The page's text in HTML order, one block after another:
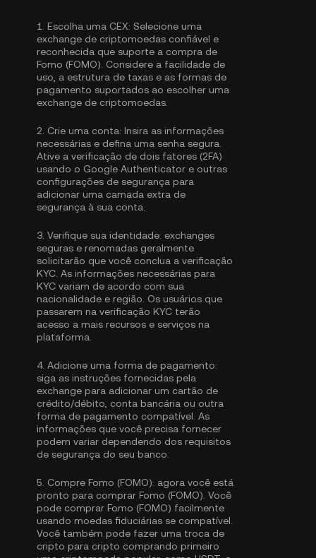
1. Escolha uma CEX: Selecione uma
exchange de criptomoedas confiável e
reconhecida que suporte a compra de
Fomo (FOMO). Considere a facilidade de
uso, a estrutura de taxas e as formas de
pagamento suportados ao escolher uma
exchange de criptomoedas.
2. Crie uma conta: Insira as informações
necessárias e defina uma senha segura.
Ative a verificação de dois fatores (2FA)
usando o Google Authenticator e outras
configurações de segurança para
adicionar uma camada extra de
segurança à sua conta.
3. Verifique sua identidade: exchanges
seguras e renomadas geralmente
solicitarão que você conclua a verificação
KYC . As informações necessárias para
KYC variam de acordo com sua
nacionalidade e região. Os usuários que
passarem na verificação KYC terão
acesso a mais recursos e serviços na
plataforma.
4. Adicione uma forma de pagamento:
siga as instruções fornecidas pela
exchange para adicionar um cartão de
crédito/débito, conta bancária ou outra
forma de pagamento compatível. As
informações que você precisa fornecer
podem variar dependendo dos requisitos
de segurança do seu banco.
5. Compre Fomo (FOMO): agora você está
pronto para comprar Fomo (FOMO). Você
pode comprar Fomo (FOMO) facilmente
usando moedas fiduciárias se compatível.
Você também pode fazer uma troca de
cripto para cripto comprando primeiro